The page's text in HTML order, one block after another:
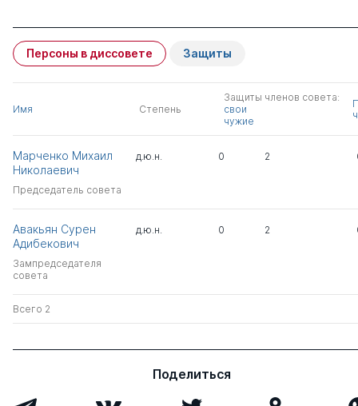
Персоны в диссовете Защиты
Имя Степень
Защиты членов совета:
свои
чужие
Марченко Михаил
Николаевич
Председатель совета
д.ю.н. 0 2
Авакьян Сурен
Адибекович
Зампредседателя
совета
д.ю.н. 0 2
Всего 2
Поделиться